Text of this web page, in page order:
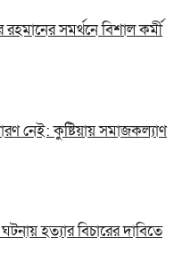
রহমানের সমর্থনে বিশাল কর্মী
নেই: কুষ্টিয়ায় সমাজকল্যাণ
হত্যার বিচারের দাবিতে